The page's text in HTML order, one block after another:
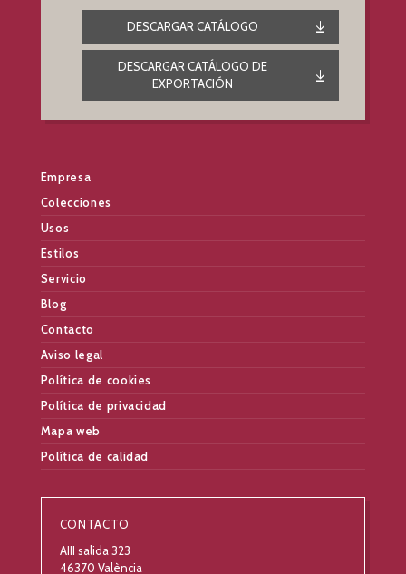
DESCARGAR CATÁLOGO
DESCARGAR CATÁLOGO DE
EXPORTACIÓN
Empresa
Colecciones
Usos
Estilos
Servicio
Blog
Contacto
Aviso legal
Política de cookies
Política de privacidad
Mapa web
Política de calidad
CONTACTO
AIII salida 323
46370 València